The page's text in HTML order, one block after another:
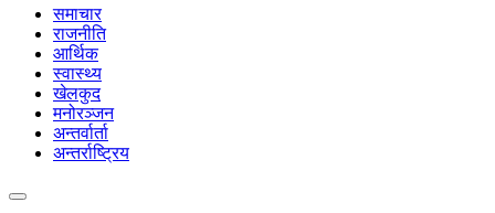
समाचार
राजनीति
आर्थिक
स्वास्थ्य
खेलकुद
मनोरञ्जन
अन्तर्वार्ता
अन्तर्राष्ट्रिय